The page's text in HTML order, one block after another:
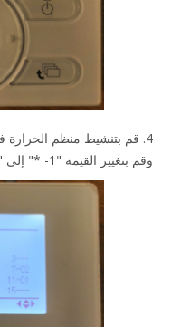
وقم بتغيير القيمة "1- *" إلى "1-01".